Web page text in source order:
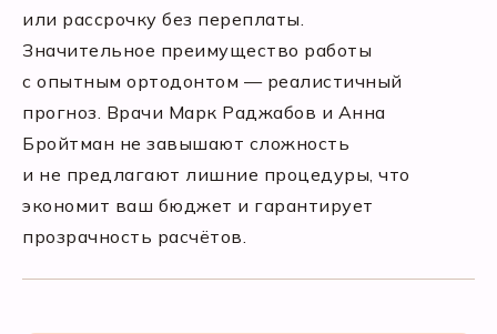
или рассрочку без переплаты.
Значительное преимущество работы
с опытным ортодонтом — реалистичный
прогноз. Врачи Марк Раджабов и Анна
Бройтман не завышают сложность
и не предлагают лишние процедуры, что
экономит ваш бюджет и гарантирует
прозрачность расчётов.